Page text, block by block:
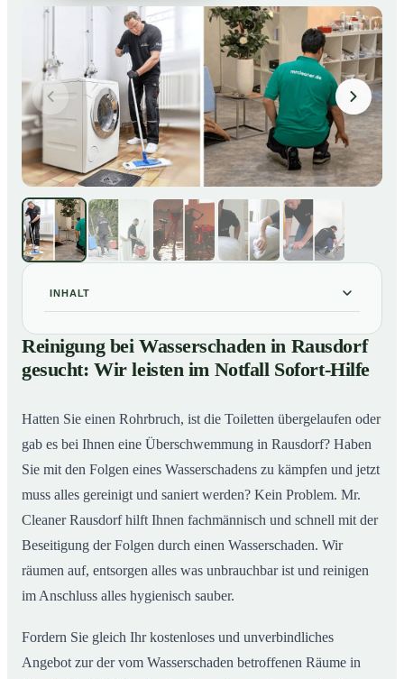
INHALT
01Reinigung bei Wasserschaden in Rausdorf gesucht:
Wir leisten im Notfall Sofort-Hilfe
Reinigung bei Wasserschaden in Rausdorf
gesucht: Wir leisten im Notfall Sofort-Hilfe
Hatten Sie einen Rohrbruch, ist die Toiletten übergelaufen oder
gab es bei Ihnen eine Überschwemmung in Rausdorf? Haben
Sie mit den Folgen eines Wasserschadens zu kämpfen und jetzt
muss alles gereinigt und saniert werden? Kein Problem. Mr.
Cleaner Rausdorf hilft Ihnen fachmännisch und schnell mit der
Beseitigung der Folgen durch einen Wasserschaden. Wir
räumen auf, entsorgen alles was unbrauchbar ist und reinigen
im Anschluss alles hygienisch sauber.
Fordern Sie gleich Ihr kostenloses und unverbindliches
Angebot zur der vom Wasserschaden betroffenen Räume in